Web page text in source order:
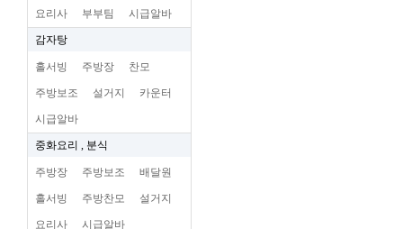
요리사 부부팀 시급알바
감자탕
홀서빙 주방장 찬모
주방보조 설거지 카운터
시급알바
중화요리 , 분식
주방장 주방보조 배달원
홀서빙 주방찬모 설거지
요리사 시급알바